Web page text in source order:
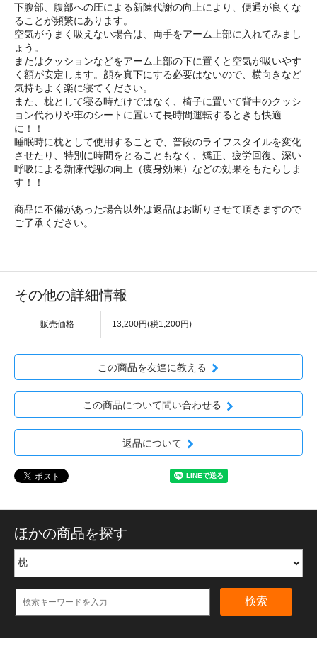
下腹部、腹部への圧による新陳代謝の向上により、便通が良くな
ることが頻繁にあります。
空気がうまく吸えない場合は、両手をアーム上部に入れてみまし
ょう。
またはクッションなどをアーム上部の下に置くと空気が吸いやす
く額が安定します。顔を真下にする必要はないので、横向きなど
気持ちよく楽に寝てください。
また、枕として寝る時だけではなく、椅子に置いて背中のクッシ
ョン代わりや車のシートに置いて長時間運転するときも快適
に！！
睡眠時に枕として使用することで、普段のライフスタイルを変化
させたり、特別に時間をとることもなく、矯正、疲労回復、深い
呼吸による新陳代謝の向上（痩身効果）などの効果をもたらしま
す！！
商品に不備があった場合以外は返品はお断りさせて頂きますので
ご了承ください。
その他の詳細情報
販売価格 13,200円(税1,200円)
この商品を友達に教える
この商品について問い合わせる
返品について
ほかの商品を探す
検索